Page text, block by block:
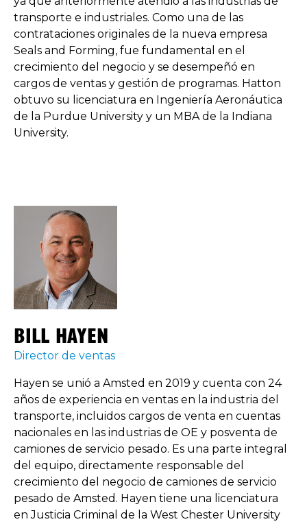
transporte e industriales. Como una de las
contrataciones originales de la nueva empresa
Seals and Forming, fue fundamental en el
crecimiento del negocio y se desempeñó en
cargos de ventas y gestión de programas. Hatton
obtuvo su licenciatura en Ingeniería Aeronáutica
de la Purdue University y un MBA de la Indiana
University.
BILL HAYEN
Director de ventas
Hayen se unió a Amsted en 2019 y cuenta con 24
años de experiencia en ventas en la industria del
transporte, incluidos cargos de venta en cuentas
nacionales en las industrias de OE y posventa de
camiones de servicio pesado. Es una parte integral
del equipo, directamente responsable del
crecimiento del negocio de camiones de servicio
pesado de Amsted. Hayen tiene una licenciatura
en Justicia Criminal de la West Chester University